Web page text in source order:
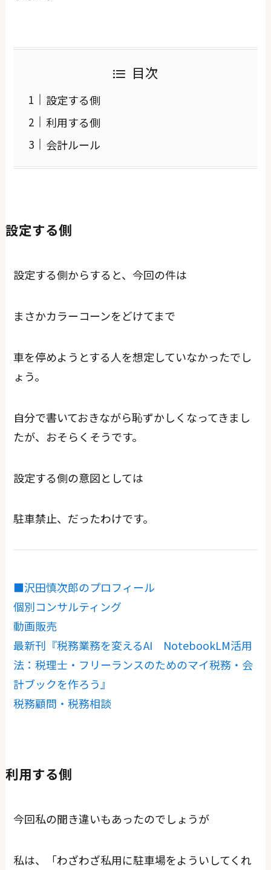
目次
設定する側
利用する側
会計ルール
設定する側
設定する側からすると、今回の件は
まさかカラーコーンをどけてまで
車を停めようとする人を想定していなかったでし
ょう。
自分で書いておきながら恥ずかしくなってきまし
たが、おそらくそうです。
設定する側の意図としては
駐車禁止、だったわけです。
■沢田慎次郎のプロフィール
個別コンサルティング
動画販売
最新刊『税務業務を変えるAI NotebookLM活用
法：税理士・フリーランスのためのマイ税務・会
計ブックを作ろう』
税務顧問・税務相談
利用する側
今回私の聞き違いもあったのでしょうが
私は、「わざわざ私用に駐車場をよういしてくれ